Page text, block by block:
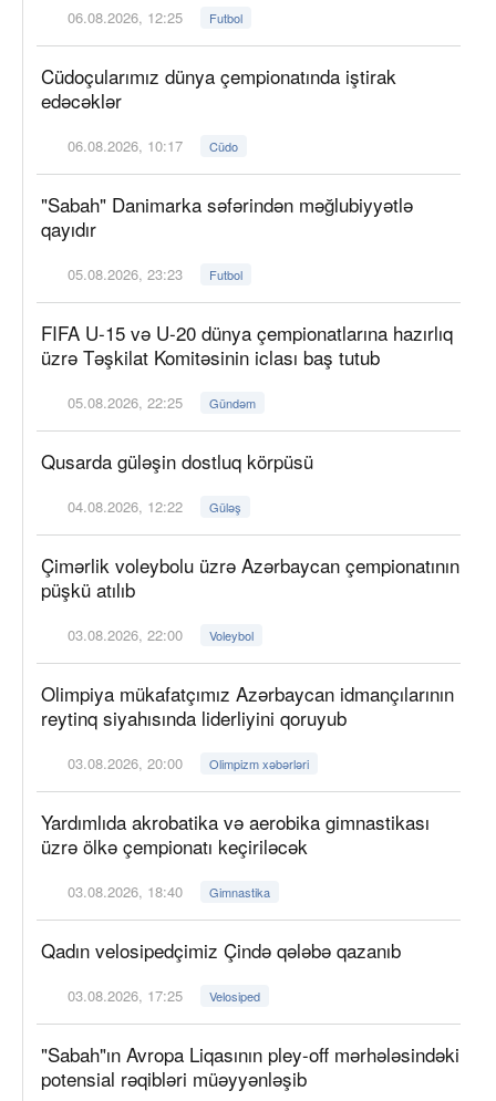
06.08.2026, 12:25 Futbol
Cüdoçularımız dünya çempionatında iştirak
edəcəklər
06.08.2026, 10:17 Cüdo
"Sabah" Danimarka səfərindən məğlubiyyətlə
qayıdır
05.08.2026, 23:23 Futbol
FIFA U-15 və U-20 dünya çempionatlarına hazırlıq
üzrə Təşkilat Komitəsinin iclası baş tutub
05.08.2026, 22:25 Gündəm
Qusarda güləşin dostluq körpüsü
04.08.2026, 12:22 Güləş
Çimərlik voleybolu üzrə Azərbaycan çempionatının
püşkü atılıb
03.08.2026, 22:00 Voleybol
Olimpiya mükafatçımız Azərbaycan idmançılarının
reytinq siyahısında liderliyini qoruyub
03.08.2026, 20:00 Olimpizm xəbərləri
Yardımlıda akrobatika və aerobika gimnastikası
üzrə ölkə çempionatı keçiriləcək
03.08.2026, 18:40 Gimnastika
Qadın velosipedçimiz Çində qələbə qazanıb
03.08.2026, 17:25 Velosiped
"Sabah"ın Avropa Liqasının pley-off mərhələsindəki
potensial rəqibləri müəyyənləşib